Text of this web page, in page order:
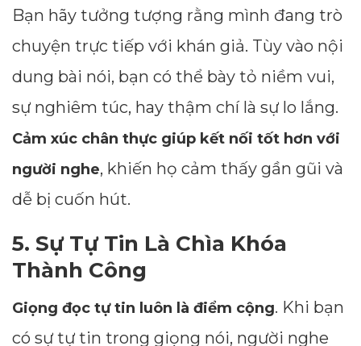
Bạn hãy tưởng tượng rằng mình đang trò
chuyện trực tiếp với khán giả. Tùy vào nội
dung bài nói, bạn có thể bày tỏ niềm vui,
sự nghiêm túc, hay thậm chí là sự lo lắng.
Cảm xúc chân thực giúp kết nối tốt hơn với
người nghe, khiến họ cảm thấy gần gũi và
dễ bị cuốn hút.
5. Sự Tự Tin Là Chìa Khóa
Thành Công
Giọng đọc tự tin luôn là điểm cộng. Khi bạn
có sự tự tin trong giọng nói, người nghe